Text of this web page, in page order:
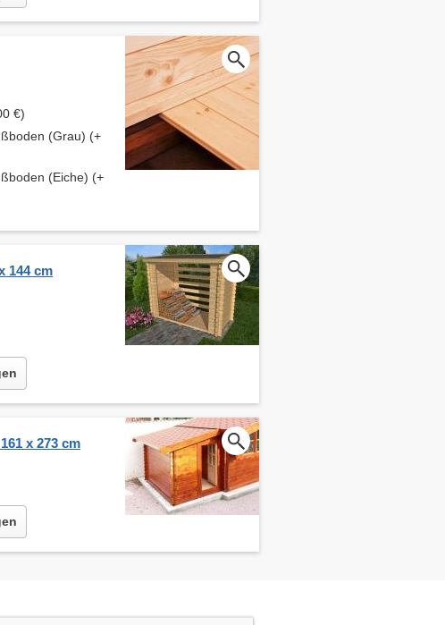
€)
(Grau) (+
(Eiche) (+
144 cm
x 273 cm